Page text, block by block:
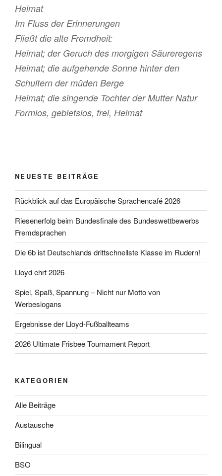
Heimat
Im Fluss der Erinnerungen
Fließt die alte Fremdheit:
Heimat; der Geruch des morgigen Säureregens
Heimat; die aufgehende Sonne hinter den
Schultern der müden Berge
Heimat; die singende Tochter der Mutter Natur
Formlos, gebietslos, frei, Heimat
NEUESTE BEITRÄGE
Rückblick auf das Europäische Sprachencafé 2026
Riesenerfolg beim Bundesfinale des Bundeswettbewerbs
Fremdsprachen
Die 6b ist Deutschlands drittschnellste Klasse im Rudern!
Lloyd ehrt 2026
Spiel, Spaß, Spannung – Nicht nur Motto von
Werbeslogans
Ergebnisse der Lloyd-Fußballteams
2026 Ultimate Frisbee Tournament Report
KATEGORIEN
Alle Beiträge
Austausche
Bilingual
BSO